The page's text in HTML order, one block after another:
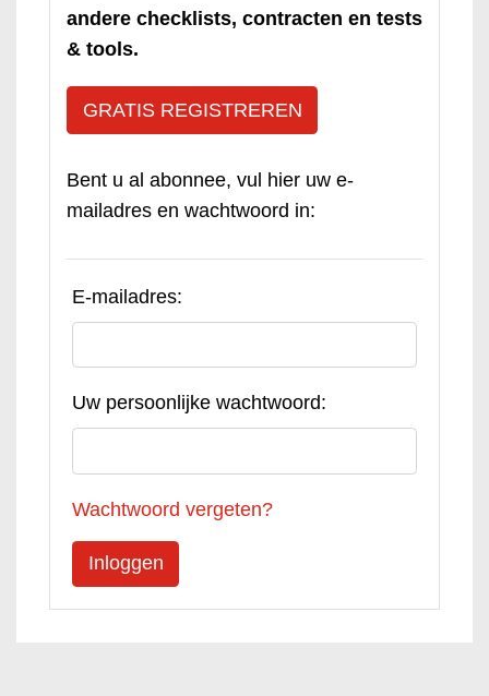
andere checklists, contracten en tests
& tools.
GRATIS REGISTREREN
Bent u al abonnee, vul hier uw e-
mailadres en wachtwoord in:
E-mailadres:
Uw persoonlijke wachtwoord:
Wachtwoord vergeten?